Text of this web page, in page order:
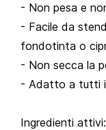
- Non pesa e
- Facile da
fondotinta o
- Non secca la
- Adatto a tutti i
Ingredienti attivi: